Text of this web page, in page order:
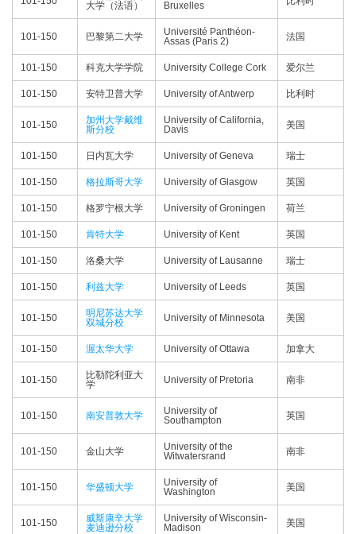
大学（法语）
Bruxelles
101-150 巴黎第二大学
Université Panthéon-
Assas (Paris 2)
法国
101-150 科克大学学院 University College Cork 爱尔兰
101-150 安特卫普大学 University of Antwerp 比利时
101-150
加州大学戴维
斯分校
University of California,
Davis
美国
101-150 日内瓦大学 University of Geneva 瑞士
101-150 格拉斯哥大学 University of Glasgow 英国
101-150 格罗宁根大学 University of Groningen 荷兰
101-150 肯特大学 University of Kent 英国
101-150 洛桑大学 University of Lausanne 瑞士
101-150 利兹大学 University of Leeds 英国
101-150
明尼苏达大学
双城分校
University of Minnesota 美国
101-150 渥太华大学 University of Ottawa 加拿大
101-150
比勒陀利亚大
学
University of Pretoria 南非
101-150 南安普敦大学
University of
Southampton
英国
101-150 金山大学
University of the
Witwatersrand
南非
101-150 华盛顿大学
University of
Washington
美国
101-150
威斯康辛大学
麦迪逊分校
University of Wisconsin-
Madison
美国